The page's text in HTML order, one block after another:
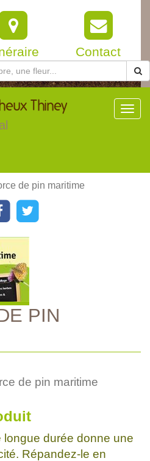
Contact
Thiney
de pin maritime
PIN
de pin maritime
durée donne une
Répandez-le en